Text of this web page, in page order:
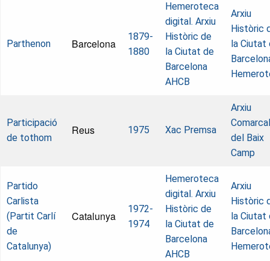
Parthenon Barcelona
1879-
1880
Hemeroteca
digital. Arxiu
Històric de
la Ciutat de
Barcelona
AHCB
Arxiu
Històric
la Ciutat
Participació
de tothom
Reus 1975 Xac Premsa
Arxiu
Comarcal
del Baix
Camp
Partido
Carlista
(Partit Carlí
de
Catalunya)
Catalunya
1972-
1974
Hemeroteca
digital. Arxiu
Històric de
la Ciutat de
Barcelona
AHCB
Arxiu
Històric
la Ciutat